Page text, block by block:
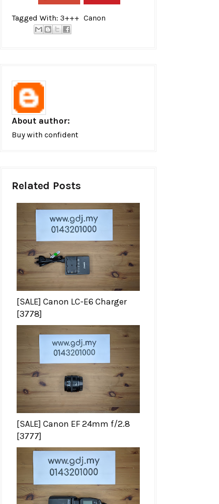
Tagged With: 3+++ Canon
About author:
Buy with confident
Related Posts
[SALE] Canon LC-E6 Charger
[3778]
[SALE] Canon EF 24mm f/2.8
[3777]